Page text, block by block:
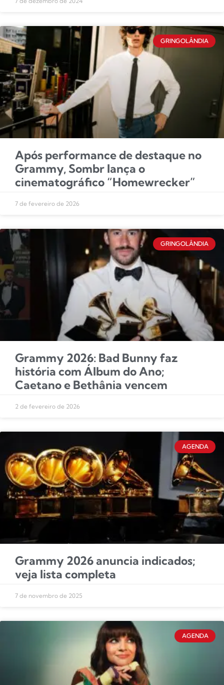
GRINGOLÂNDIA
Após performance de destaque no
Grammy, Sombr lança o
cinematográfico “Homewrecker”
7 de fevereiro de 2026
GRINGOLÂNDIA
Grammy 2026: Bad Bunny faz
história com Álbum do Ano;
Caetano e Bethânia vencem
2 de fevereiro de 2026
AGENDA
Grammy 2026 anuncia indicados;
veja lista completa
7 de novembro de 2025
AGENDA